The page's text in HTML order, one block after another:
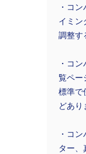
・コ
イミン
調整す
・コ
覧ペー
標準で
どあり
・コ
ター、